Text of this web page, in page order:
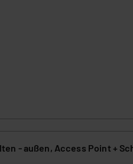
- außen, Access Point +